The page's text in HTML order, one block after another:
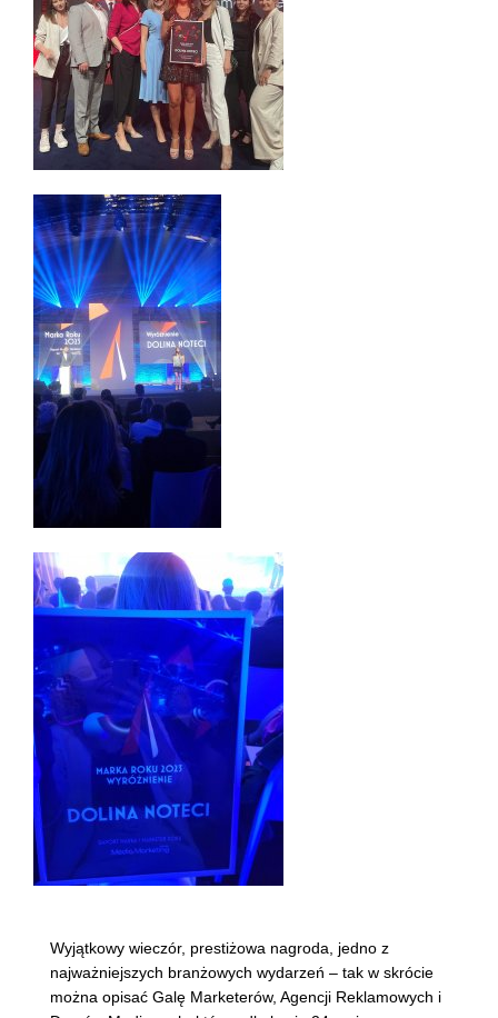
Wyjątkowy wieczór, prestiżowa nagroda, jedno z
najważniejszych branżowych wydarzeń – tak w skrócie
można opisać Galę Marketerów, Agencji Reklamowych i